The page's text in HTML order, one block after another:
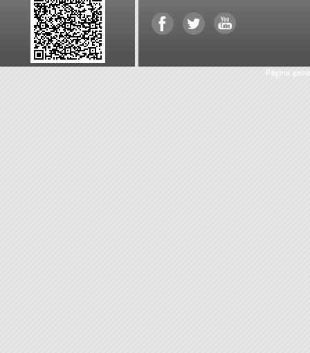
Página